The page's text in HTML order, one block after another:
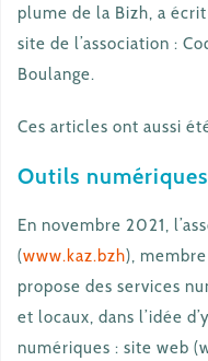
plume de la Bizh, a
site de l’association :
Boulange.
Ces articles ont aussi
Outils numériques
En novembre 2021,
(www.kaz.bzh),
propose des services
et locaux, dans l’idée
numériques : site web